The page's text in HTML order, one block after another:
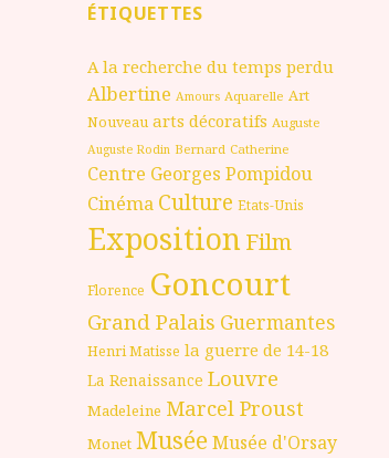
ÉTIQUETTES
A la recherche du temps perdu
Albertine Amours Aquarelle Art
Nouveau arts décoratifs Auguste
Auguste Rodin Bernard Catherine
Centre Georges Pompidou
Cinéma Culture Etats-Unis
ExpositionFilm
Florence Goncourt
Grand Palais Guermantes
Henri Matisse la guerre de 14-18
La Renaissance Louvre
Madeleine Marcel Proust
Monet Musée Musée d'Orsay